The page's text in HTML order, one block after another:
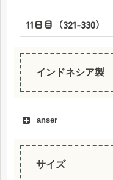
dada
11日目（321-330）
インドネシア製
anser
サイズ